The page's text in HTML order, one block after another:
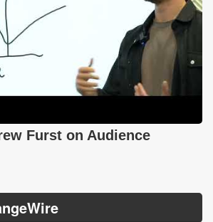
Furst on Audience